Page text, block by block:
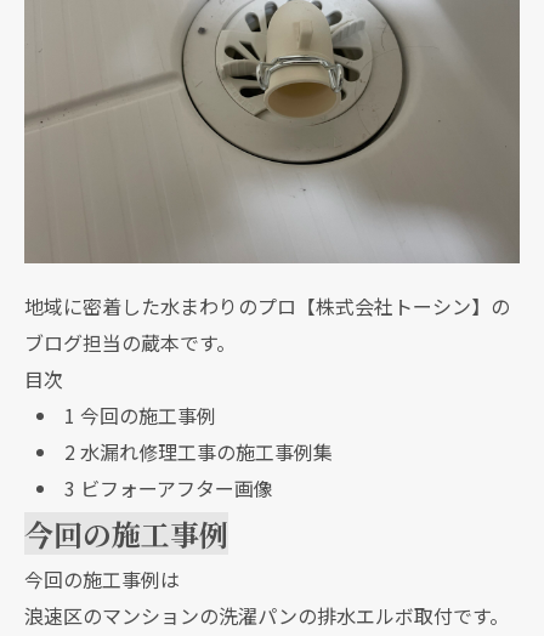
地域に密着した水まわりのプロ【株式会社トーシン】の
ブログ担当の蔵本です。
目次
1 今回の施工事例
2水漏れ修理工事の施工事例集
3 ビフォーアフター画像
今回の施工事例
今回の施工事例は
浪速区のマンションの洗濯パンの排水エルボ取付です。